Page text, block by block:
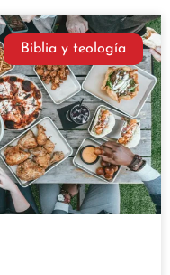
Biblia y teología